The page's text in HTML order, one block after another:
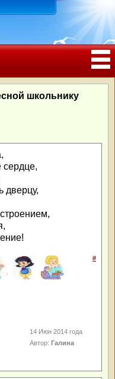
ЮБИЛЕЕМ
школьнику
сердце,
дверцу,
#
14 Июн 2014 года
Автор:Галина